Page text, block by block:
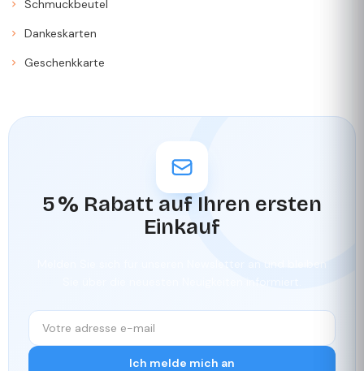
Schmuckbeutel
Dankeskarten
Geschenkkarte
5 % Rabatt auf Ihren ersten
Einkauf
Ich melde mich an